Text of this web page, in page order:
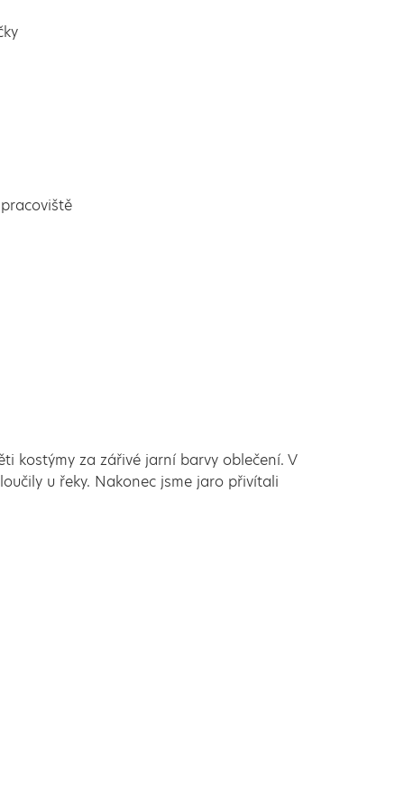
kostýmy za zářivé jarní barvy oblečení. V
u řeky. Nakonec jsme jaro přivítali